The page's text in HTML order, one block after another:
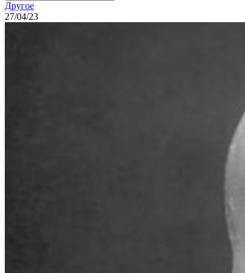
Другое
27/04/23